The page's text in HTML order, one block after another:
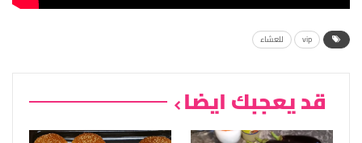
vip للعشاء
قد يعجبك ايضا